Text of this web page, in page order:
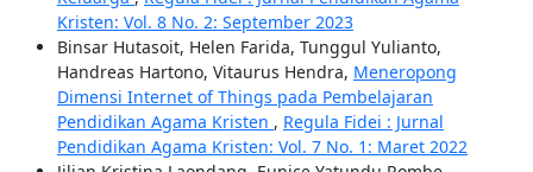
Kristen: Vol. 8 No. 2: September 2023
Binsar Hutasoit, Helen Farida, Tunggul Yulianto,
Handreas Hartono, Vitaurus Hendra, Meneropong
Dimensi Internet of Things pada Pembelajaran
Pendidikan Agama Kristen , Regula Fidei : Jurnal
Pendidikan Agama Kristen: Vol. 7 No. 1: Maret 2022